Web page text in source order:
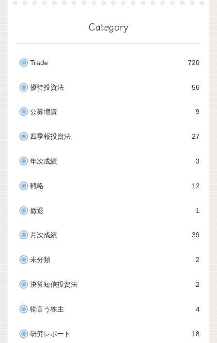
Category
Trade 720
優待投資法 56
公募増資 9
四季報投資法 27
年次成績 3
戦略 12
撤退 1
月次成績 39
未分類 2
決算短信投資法 2
物言う株主 4
研究レポート 18